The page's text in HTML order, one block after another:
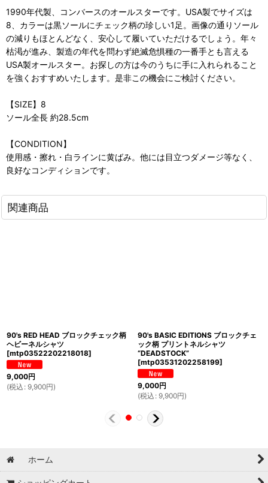
1990年代製、コンバースのオールスターです。USA製でサイズは
8、カラーは黒ソールにチェック柄の珍しい1足。画像の通りソール
の減りもほとんどなく、安心して履いていただけるでしょう。年々
枯渇が進み、製造の年代を問わず絶滅危惧種の一番手とも言える
USA製オールスター。お探しの方は今のうちに手に入れられること
を強くおすすめいたします。是非この機会にご検討ください。
【SIZE】8
ソール全長 約28.5cm
【CONDITION】
使用感・擦れ・白ラインに黄ばみ。他には目立つダメージ等なく、
良好なコンディションです。
関連商品
90's RED HEAD ブロックチェック柄
ヘビーネルシャツ
[mtp03522202218018]
9,000円
(税込 : 9,900円)
90's BASIC EDITIONS ブロックチェ
ック柄 プリントネルシャツ
“DEADSTOCK”
[mtp03531202258199]
9,000円
(税込 : 9,900円)
ホーム